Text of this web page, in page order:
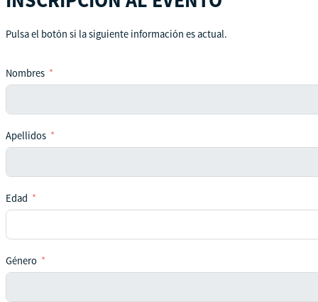
Pulsa el botón si la siguiente información es actual.
Nombres
Apellidos
Edad
Género